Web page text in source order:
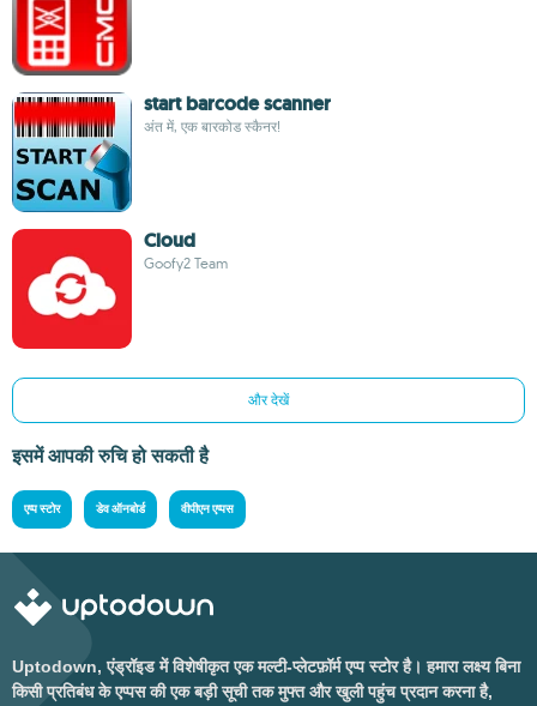
start barcode scanner
अंत में, एक बारकोड स्कैनर!
Cloud
Goofy2 Team
और देखें
इसमें आपकी रुचि हो सकती है
एप्प स्टोर डेव ऑनबोर्ड वीपीएन एप्पस
Uptodown, एंड्रॉइड में विशेषीकृत एक मल्टी-प्लेटफ़ॉर्म एप्प स्टोर है। हमारा लक्ष्य बिना
किसी प्रतिबंध के एप्पस की एक बड़ी सूची तक मुफ्त और खुली पहुंच प्रदान करना है,